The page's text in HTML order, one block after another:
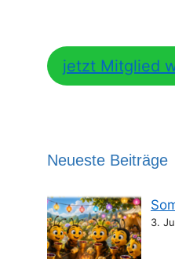
jetzt Mitglied
Neueste Beiträge
3.